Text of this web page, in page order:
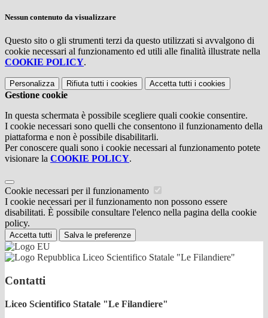
Nessun contenuto da visualizzare
Questo sito o gli strumenti terzi da questo utilizzati si avvalgono di
cookie necessari al funzionamento ed utili alle finalità illustrate nella
COOKIE POLICY.
Personalizza Rifiuta tutti i cookies Accetta tutti i cookies
Gestione cookie
In questa schermata è possibile scegliere quali cookie consentire.
I cookie necessari sono quelli che consentono il funzionamento della
piattaforma e non è possibile disabilitarli.
Per conoscere quali sono i cookie necessari al funzionamento potete
visionare la COOKIE POLICY.
Cookie necessari per il funzionamento
I cookie necessari per il funzionamento non possono essere
disabilitati. È possibile consultare l'elenco nella pagina della cookie
policy.
Accetta tutti Salva le preferenze
Liceo Scientifico Statale "Le Filandiere"
Contatti
Liceo Scientifico Statale "Le Filandiere"